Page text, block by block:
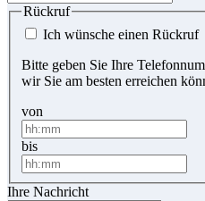
Rückruf
Ich wünsche einen Rückruf
Bitte geben Sie Ihre
wir Sie am besten erreichen
von
bis
Ihre Nachricht